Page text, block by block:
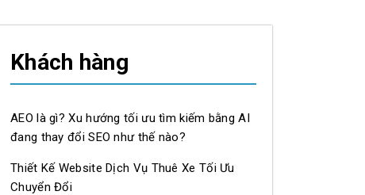
Khách hàng
AEO là gì? Xu hướng tối ưu tìm kiếm bằng AI
đang thay đổi SEO như thế nào?
Thiết Kế Website Dịch Vụ Thuê Xe Tối Ưu
Chuyển Đổi